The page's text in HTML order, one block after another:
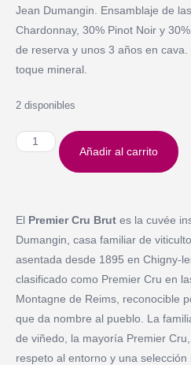
Jean Dumangin. Ensamblaje de
Chardonnay, 30% Pinot Noir y
de reserva y unos 3 años en
toque mineral.
2 disponibles
Añadir al carrito
El Premier Cru Brut es la cuvée
Dumangin, casa familiar de
asentada desde 1895 en Chigny-
clasificado como Premier Cru en
Montagne de Reims, reconocible
que da nombre al pueblo. La
de viñedo, la mayoría Premier
respeto al entorno y una